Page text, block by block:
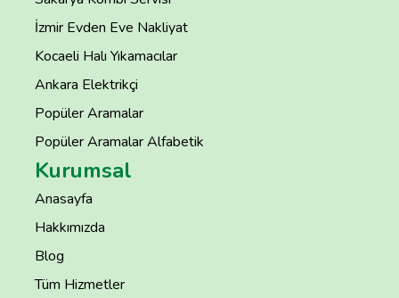
İzmir Evden Eve Nakliyat
Kocaeli Halı Yıkamacılar
Ankara Elektrikçi
Popüler Aramalar
Popüler Aramalar Alfabetik
Kurumsal
Anasayfa
Hakkımızda
Blog
Tüm Hizmetler